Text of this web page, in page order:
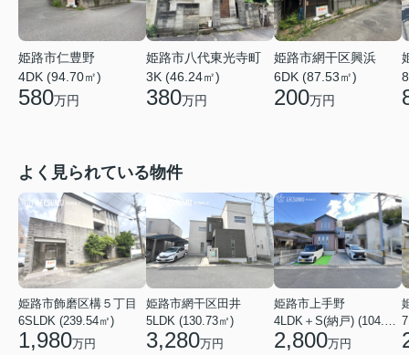
姫路市仁豊野
4DK (94.70㎡)
580万円
姫路市八代東光寺町
3K (46.24㎡)
380万円
姫路市網干区興浜
6DK (87.53㎡)
200万円
よく見られている物件
姫路市飾磨区構５丁目
6SLDK (239.54㎡)
1,980万円
姫路市網干区田井
5LDK (130.73㎡)
3,280万円
姫路市上手野
2,800万円